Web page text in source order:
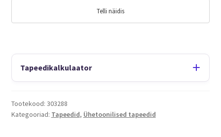
Telli näidis
Tapeedikalkulaator
Tootekood: 303288
Kategooriad: Tapeedid, Ühetoonilised tapeedid